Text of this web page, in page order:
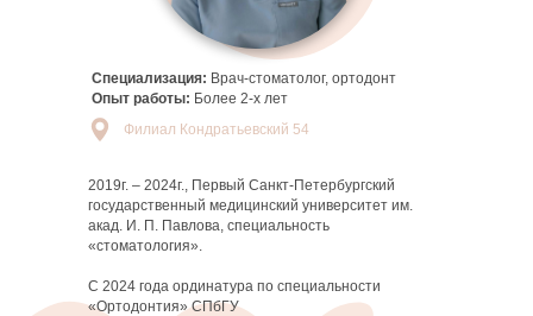
Специализация: Врач-стоматолог, ортодонт
Опыт работы: Более 2-х лет
Филиал Кондратьевский 54
2019г. – 2024г., Первый Санкт-Петербургский
государственный медицинский университет им.
акад. И. П. Павлова, специальность
«стоматология».
С 2024 года ординатура по специальности
«Ортодонтия» СПбГУ